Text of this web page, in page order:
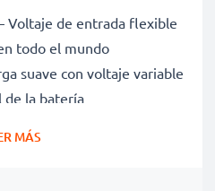
Voltaje de entrada flexible
todo el mundo
suave con voltaje variable
de la batería
MÁS